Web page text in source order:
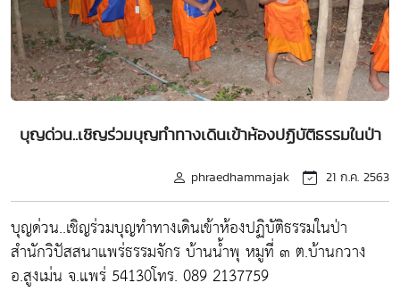
บุญด่วน..เชิญร่วมบุญทำทางเดินเข้าห้องปฏิบัติธรรมในป่า
phraedhammajak 21 ก.ค. 2563
บุญด่วน..เชิญร่วมบุญทำทางเดินเข้าห้องปฏิบัติธรรมในป่า
สำนักวิปัสสนาแพร่ธรรมจักร บ้านน้ำพุ หมูที่ ๓ ต.บ้านกวาง
อ.สูงเม่น จ.แพร่ 54130โทร. 089 2137759